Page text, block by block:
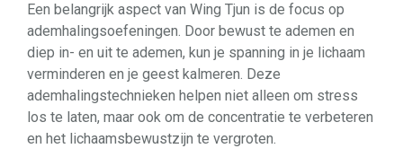
Een belangrijk aspect van Wing Tjun is de focus op
ademhalingsoefeningen. Door bewust te ademen en
diep in- en uit te ademen, kun je spanning in je lichaam
verminderen en je geest kalmeren. Deze
ademhalingstechnieken helpen niet alleen om stress
los te laten, maar ook om de concentratie te verbeteren
en het lichaamsbewustzijn te vergroten.